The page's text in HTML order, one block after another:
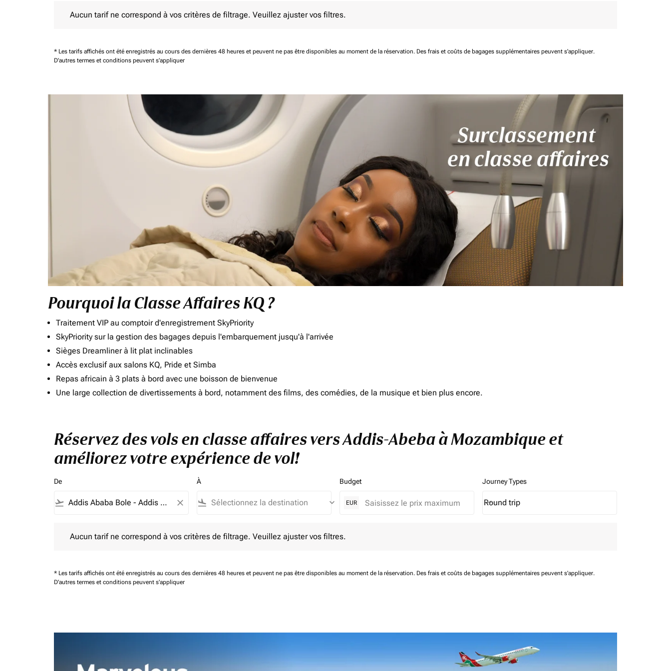
Aucun tarif ne correspond à vos critères de filtrage. Veuillez ajuster vos filtres.
* Les tarifs affichés ont été enregistrés au cours des dernières 48 heures et peuvent ne pas être disponibles au moment de la réservation. Des frais et coûts de bagages supplémentaires peuvent s'appliquer.
D'autres termes et conditions peuvent s'appliquer
Pourquoi la Classe Affaires KQ ?
Traitement VIP au comptoir d'enregistrement SkyPriority
SkyPriority sur la gestion des bagages depuis l'embarquement jusqu'à l'arrivée
Sièges Dreamliner à lit plat inclinables
Accès exclusif aux salons KQ, Pride et Simba
Repas africain à 3 plats à bord avec une boisson de bienvenue
Une large collection de divertissements à bord, notamment des films, des comédies, de la musique et bien plus encore.
Réservez des vols en classe affaires vers Addis-Abeba à Mozambique et
améliorez votre expérience de vol!
De
flight_takeoff close
À
flight_land keyboard_arrow_down
Budget
EUR
Journey Types
Journey Types option Round trip Selected
Round trip
keyboard_arrow_down
Aucun tarif ne correspond à vos critères de filtrage. Veuillez ajuster vos filtres.
* Les tarifs affichés ont été enregistrés au cours des dernières 48 heures et peuvent ne pas être disponibles au moment de la réservation. Des frais et coûts de bagages supplémentaires peuvent s'appliquer.
D'autres termes et conditions peuvent s'appliquer